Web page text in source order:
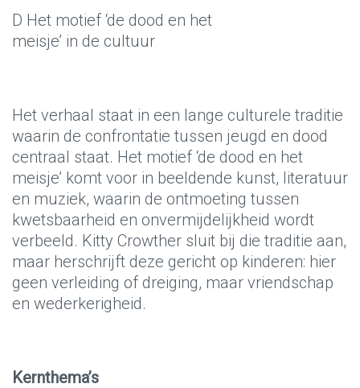
D Het motief ‘de dood en het
meisje’ in de cultuur
Het verhaal staat in een lange culturele traditie
waarin de confrontatie tussen jeugd en dood
centraal staat. Het motief ‘de dood en het
meisje’ komt voor in beeldende kunst, literatuur
en muziek, waarin de ontmoeting tussen
kwetsbaarheid en onvermijdelijkheid wordt
verbeeld. Kitty Crowther sluit bij die traditie aan,
maar herschrijft deze gericht op kinderen: hier
geen verleiding of dreiging, maar vriendschap
en wederkerigheid.
Kernthema’s